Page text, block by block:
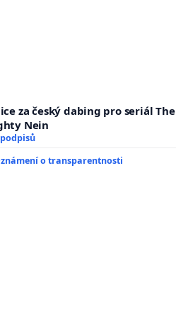
za český dabing pro seriál The
Nein
o transparentnosti